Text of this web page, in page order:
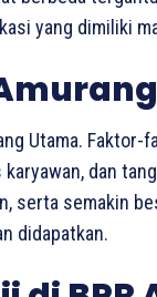
yang dimiliki
Utama.
dan
serta semakin
didapatkan.